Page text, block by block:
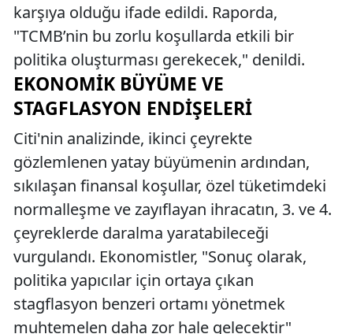
karşıya olduğu ifade edildi. Raporda,
"TCMB’nin bu zorlu koşullarda etkili bir
politika oluşturması gerekecek," denildi.
EKONOMIK BÜYÜME VE
STAGFLASYON ENDIŞELERI
Citi'nin analizinde, ikinci çeyrekte
gözlemlenen yatay büyümenin ardından,
sıkılaşan finansal koşullar, özel tüketimdeki
normalleşme ve zayıflayan ihracatın, 3. ve 4.
çeyreklerde daralma yaratabileceği
vurgulandı. Ekonomistler, "Sonuç olarak,
politika yapıcılar için ortaya çıkan
stagflasyon benzeri ortamı yönetmek
muhtemelen daha zor hale gelecektir"